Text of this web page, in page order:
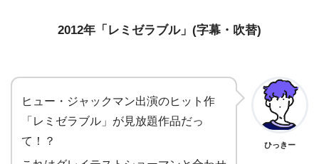
2012年「レミゼラブル」(字幕・吹替)
ヒュー・ジャックマン出演のヒット作
「レミゼラブル」が見放題作品だっ
て！？
ひっきー